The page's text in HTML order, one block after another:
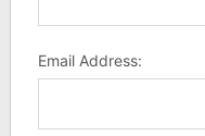
Email Address: